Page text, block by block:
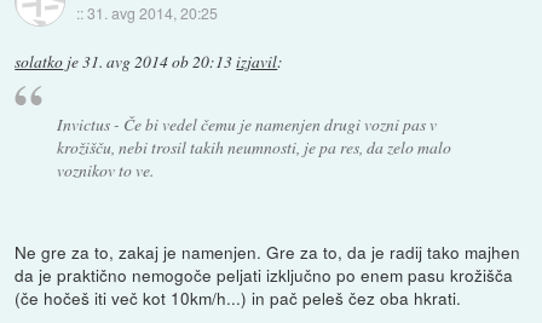
::31. avg 2014, 20:25
solatko je31. avg 2014 ob 20:13izjavil:
Invictus - Če bi vedel čemu je namenjen drugi vozni pas v
krožišču, nebi trosil takih neumnosti, je pa res, da zelo malo
voznikov to ve.
Ne gre za to, zakaj je namenjen. Gre za to, da je radij tako majhen
da je praktično nemogoče peljati izključno po enem pasu krožišča
(če hočeš iti več kot 10km/h...) in pač peleš čez oba hkrati.